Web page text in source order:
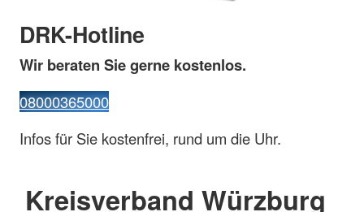
DRK-Hotline
Wir beraten Sie gerne kostenlos.
08000365000
Infos für Sie kostenfrei, rund um die Uhr.
Kreisverband Würzburg